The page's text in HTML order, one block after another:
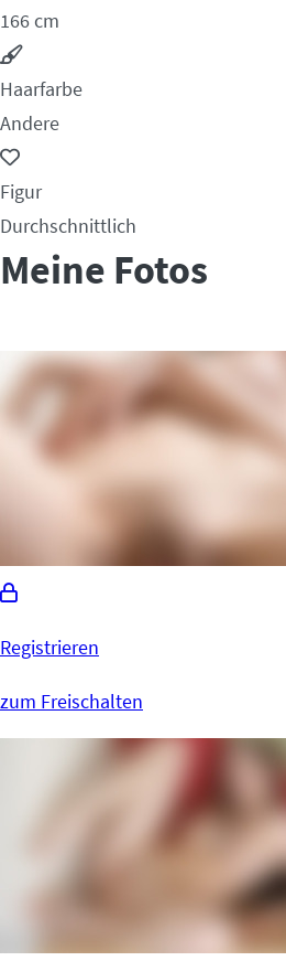
166 cm
Haarfarbe
Andere
Figur
Durchschnittlich
Meine Fotos
Registrieren
zum Freischalten